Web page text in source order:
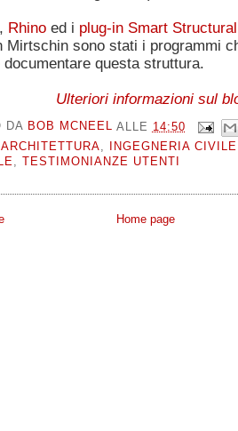
, Rhino ed i plug-in Smart
Mirtschin sono stati i programmi
documentare questa struttura.
Ulteriori informazioni sul
DA BOB MCNEEL ALLE 14:50
ARCHITETTURA, INGEGNERIA CIVILE
, TESTIMONIANZE UTENTI
Home page